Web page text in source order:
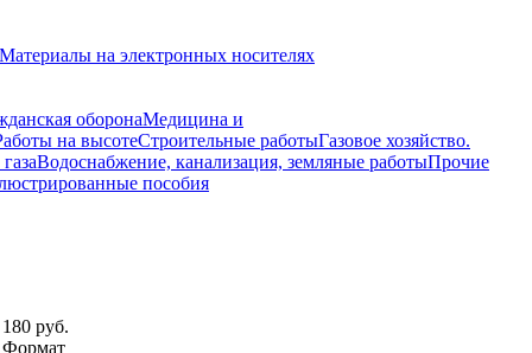
Материалы на электронных носителях
оборонаМедицина и
на высотеСтроительные работыГазовое хозяйство.
Водоснабжение, канализация, земляные работыПрочие
пособия
180 руб.
Формат